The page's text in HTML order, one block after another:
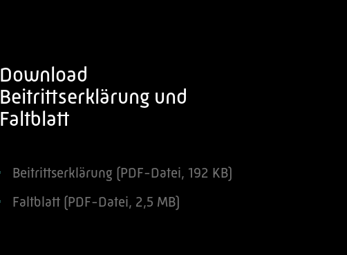
Download
Beitrittserklärung und
Faltblatt
Beitrittserklärung (PDF-Datei, 192 KB)
Faltblatt (PDF-Datei, 2,5 MB)